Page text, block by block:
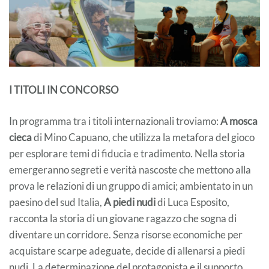
I TITOLI IN CONCORSO
In programma tra i titoli internazionali troviamo:A mosca
ciecadi Mino Capuano, che utilizza la metafora del gioco
per esplorare temi di fiducia e tradimento. Nella storia
emergeranno segreti e verità nascoste che mettono alla
prova le relazioni di un gruppo di amici; ambientato in un
paesino del sud Italia,A piedi nudidi Luca Esposito,
racconta la storia di un giovane ragazzo che sogna di
diventare un corridore. Senza risorse economiche per
acquistare scarpe adeguate, decide di allenarsi a piedi